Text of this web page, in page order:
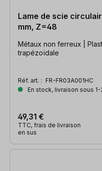
Lame de scie
mm, Z=48
Métaux non ferreux |
trapézoïdale
Réf. art. : FR-FR03A001HC
En stock, livraison sous
49,31 €
TTC, frais de livraison
en sus